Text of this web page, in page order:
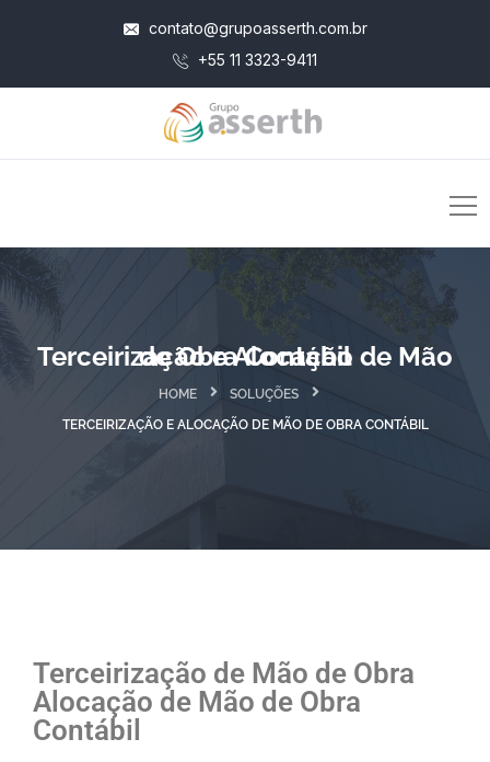
contato@grupoasserth.com.br
+55 11 3323-9411
Terceirização e Alocação de Mão de Obra Contábil
HOME
SOLUÇÕES
TERCEIRIZAÇÃO E ALOCAÇÃO DE MÃO DE OBRA CONTÁBIL
Terceirização de Mão de Obra
Alocação de Mão de Obra
Contábil